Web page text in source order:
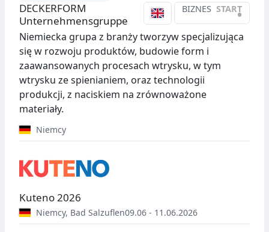
BIZNES START
•
DECKERFORM
Unternehmensgruppe
Niemiecka grupa z branży tworzyw specjalizująca
się w rozwoju produktów, budowie form i
zaawansowanych procesach wtrysku, w tym
wtrysku ze spienianiem, oraz technologii
produkcji, z naciskiem na zrównoważone
materiały.
Niemcy
Kuteno 2026
Niemcy, Bad Salzuflen09.06 - 11.06.2026